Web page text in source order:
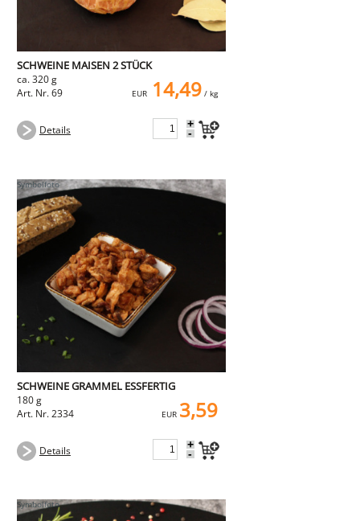
SCHWEINE MAISEN 2 STÜCK
ca. 320 g
Art. Nr. 69
EUR 14,49/ kg
Details +
-
SCHWEINE GRAMMEL ESSFERTIG
180 g
Art. Nr. 2334
EUR 3,59
Details +
-